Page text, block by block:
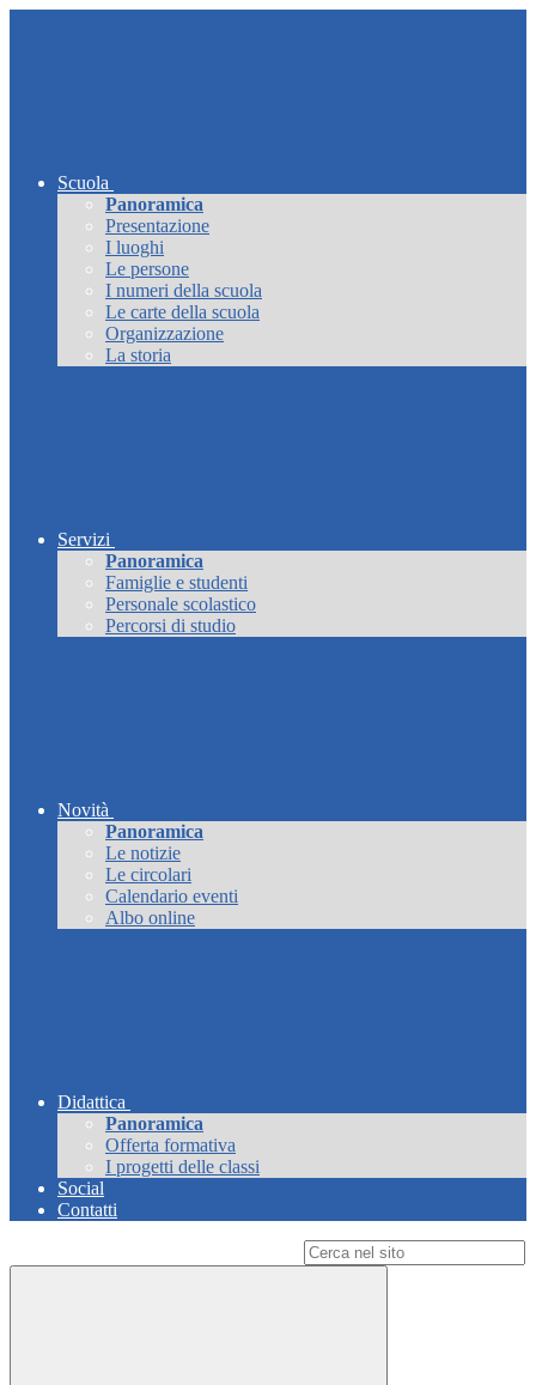
Scuola
Panoramica
Presentazione
I luoghi
Le persone
I numeri della scuola
Le carte della scuola
Organizzazione
La storia
Servizi
Panoramica
Famiglie e studenti
Personale scolastico
Percorsi di studio
Novità
Panoramica
Le notizie
Le circolari
Calendario eventi
Albo online
Didattica
Panoramica
Offerta formativa
I progetti delle classi
Social
Contatti